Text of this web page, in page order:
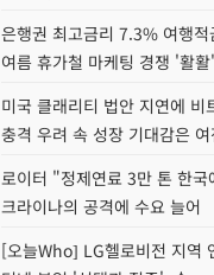
은행권 최고금리 7.3% 여행
여름 휴가철 마케팅 경쟁 '활활'
미국 클래리티 법안 지연에 비
충격 우려 속 성장 기대감은 여
로이터 "정제연료 3만 톤 한
크라이나의 공격에 수요 늘어
[오늘Who] LG헬로비전 지역